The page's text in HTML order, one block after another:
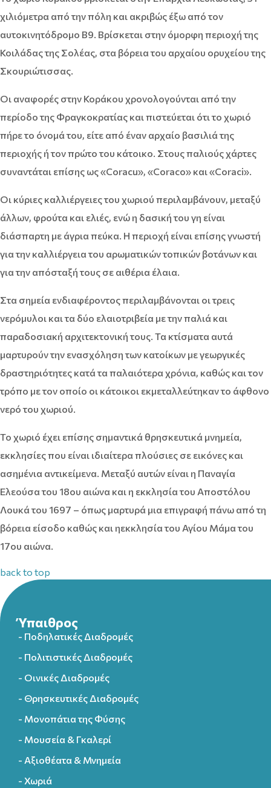
χιλιόμετρα από την πόλη και ακριβώς έξω από τον
αυτοκινητόδρομο Β9. Βρίσκεται στην όμορφη περιοχή της
Κοιλάδας της Σολέας, στα βόρεια του αρχαίου ορυχείου της
Σκουριώτισσας.
Οι αναφορές στην Κοράκου χρονολογούνται από την
περίοδο της Φραγκοκρατίας και πιστεύεται ότι το χωριό
πήρε το όνομά του, είτε από έναν αρχαίο βασιλιά της
περιοχής ή τον πρώτο του κάτοικο. Στους παλιούς χάρτες
συναντάται επίσης ως «Coracu», «Coraco» και «Coraci».
Οι κύριες καλλιέργειες του χωριού περιλαμβάνουν, μεταξύ
άλλων, φρούτα και ελιές, ενώ η δασική του γη είναι
διάσπαρτη με άγρια ​​πεύκα. Η περιοχή είναι επίσης γνωστή
για την καλλιέργεια του αρωματικών τοπικών βοτάνων και
για την απόσταξή τους σε αιθέρια έλαια.
Στα σημεία ενδιαφέροντος περιλαμβάνονται οι τρεις
νερόμυλοι και τα δύο ελαιοτριβεία με την παλιά και
παραδοσιακή αρχιτεκτονική τους. Τα κτίσματα αυτά
μαρτυρούν την ενασχόληση των κατοίκων με γεωργικές
δραστηριότητες κατά τα παλαιότερα χρόνια, καθώς και τον
τρόπο με τον οποίο οι κάτοικοι εκμεταλλεύτηκαν το άφθονο
νερό του χωριού.
Το χωριό έχει επίσης σημαντικά θρησκευτικά μνημεία,
εκκλησίες που είναι ιδιαίτερα πλούσιες σε εικόνες και
ασημένια αντικείμενα. Μεταξύ αυτών είναι η Παναγία
Ελεούσα του 18ου αιώνα και η εκκλησία του Αποστόλου
Λουκά του 1697 – όπως μαρτυρά μια επιγραφή πάνω από τη
βόρεια είσοδο καθώς και ηεκκλησία του Αγίου Μάμα του
17ου αιώνα.
back to top
Ύπαιθρος
- Ποδηλατικές Διαδρομές
- Πολιτιστικές Διαδρομές
- Οινικές Διαδρομές
- Θρησκευτικές Διαδρομές
- Μονοπάτια της Φύσης
- Μουσεία & Γκαλερί
- Αξιοθέατα & Μνημεία
- Χωριά